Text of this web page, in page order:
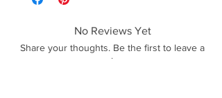
No Reviews Yet
Share your thoughts. Be the first to leave a
review.